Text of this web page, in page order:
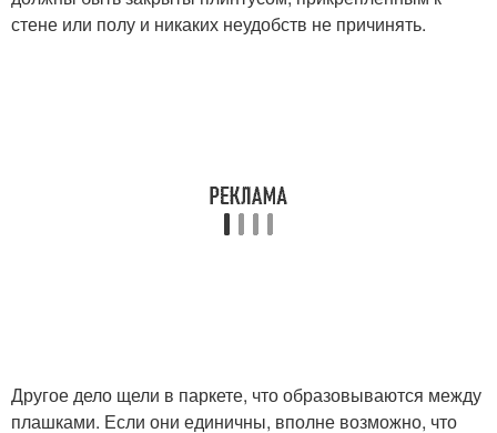
стене или полу и никаких неудобств не причинять.
Другое дело щели в паркете, что образовываются между
плашками. Если они единичны, вполне возможно, что